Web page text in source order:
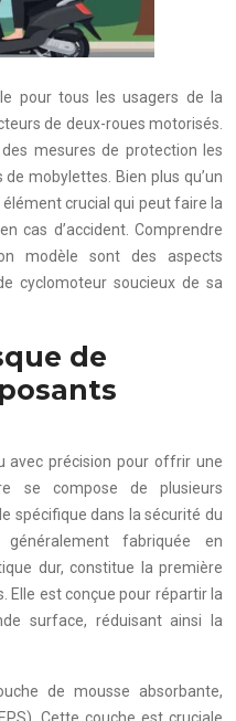
pour tous les usagers de la
de deux-roues motorisés.
mesures de protection les
mobylettes. Bien plus qu’un
crucial qui peut faire la
cas d’accident. Comprendre
modèle sont des aspects
cyclomoteur soucieux de sa
de
avec précision pour offrir une
se compose de plusieurs
spécifique dans la sécurité du
fabriquée en
dur, constitue la première
Elle est conçue pour répartir la
surface, réduisant ainsi la
de mousse absorbante,
Cette couche est cruciale